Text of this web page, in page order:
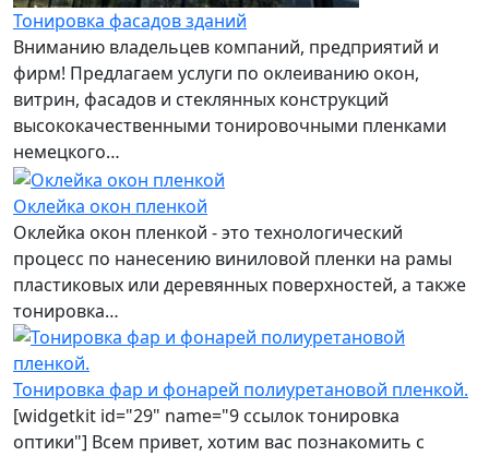
Тонировка фасадов зданий
Вниманию владельцев компаний, предприятий и
фирм! Предлагаем услуги по оклеиванию окон,
витрин, фасадов и стеклянных конструкций
высококачественными тонировочными пленками
немецкого…
Оклейка окон пленкой
Оклейка окон пленкой - это технологический
процесс по нанесению виниловой пленки на рамы
пластиковых или деревянных поверхностей, а также
тонировка…
Тонировка фар и фонарей полиуретановой пленкой.
[widgetkit id="29" name="9 ссылок тонировка
оптики"] Всем привет, хотим вас познакомить с